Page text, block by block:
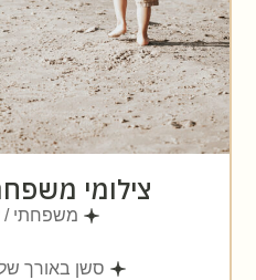
צילומי
משפחתי / עד 5
סשן באורך של כ60 עד